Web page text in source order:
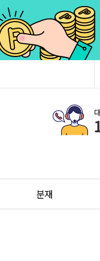
분재